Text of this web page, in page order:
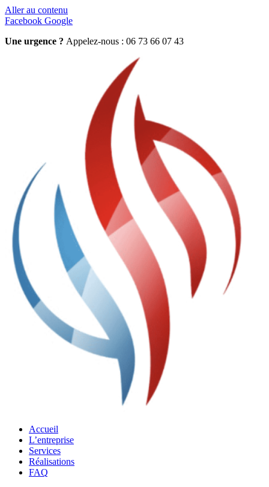
Aller au contenu
Facebook Google
Une urgence ? Appelez-nous : 06 73 66 07 43
Accueil
L’entreprise
Services
Réalisations
FAQ